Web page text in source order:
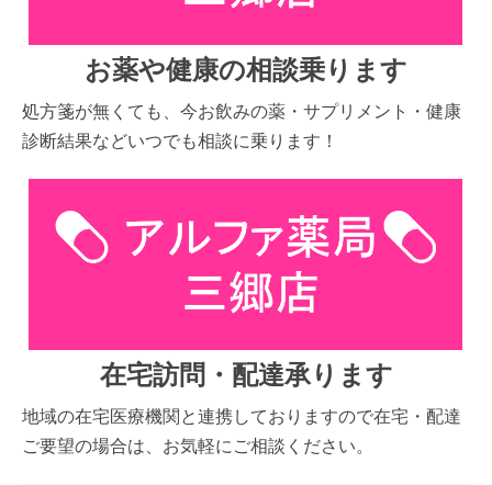
お薬や健康の相談乗ります
処方箋が無くても、今お飲みの薬・サプリメント・健康
診断結果などいつでも相談に乗ります！
在宅訪問・配達承ります
地域の在宅医療機関と連携しておりますので在宅・配達
ご要望の場合は、お気軽にご相談ください。